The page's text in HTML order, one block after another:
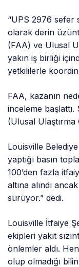
“UPS 2976 sefer
olarak derin
(FAA) ve Ulusal
yakın iş birliği
yetkililerle
FAA, kazanın
inceleme
(Ulusal
Louisville
yaptığı basın
100’den fazla
altına alındı
sürüyor.” dedi.
Louisville İtfaiye
ekipleri yakıt
önlemler aldı.
olup olmadığı